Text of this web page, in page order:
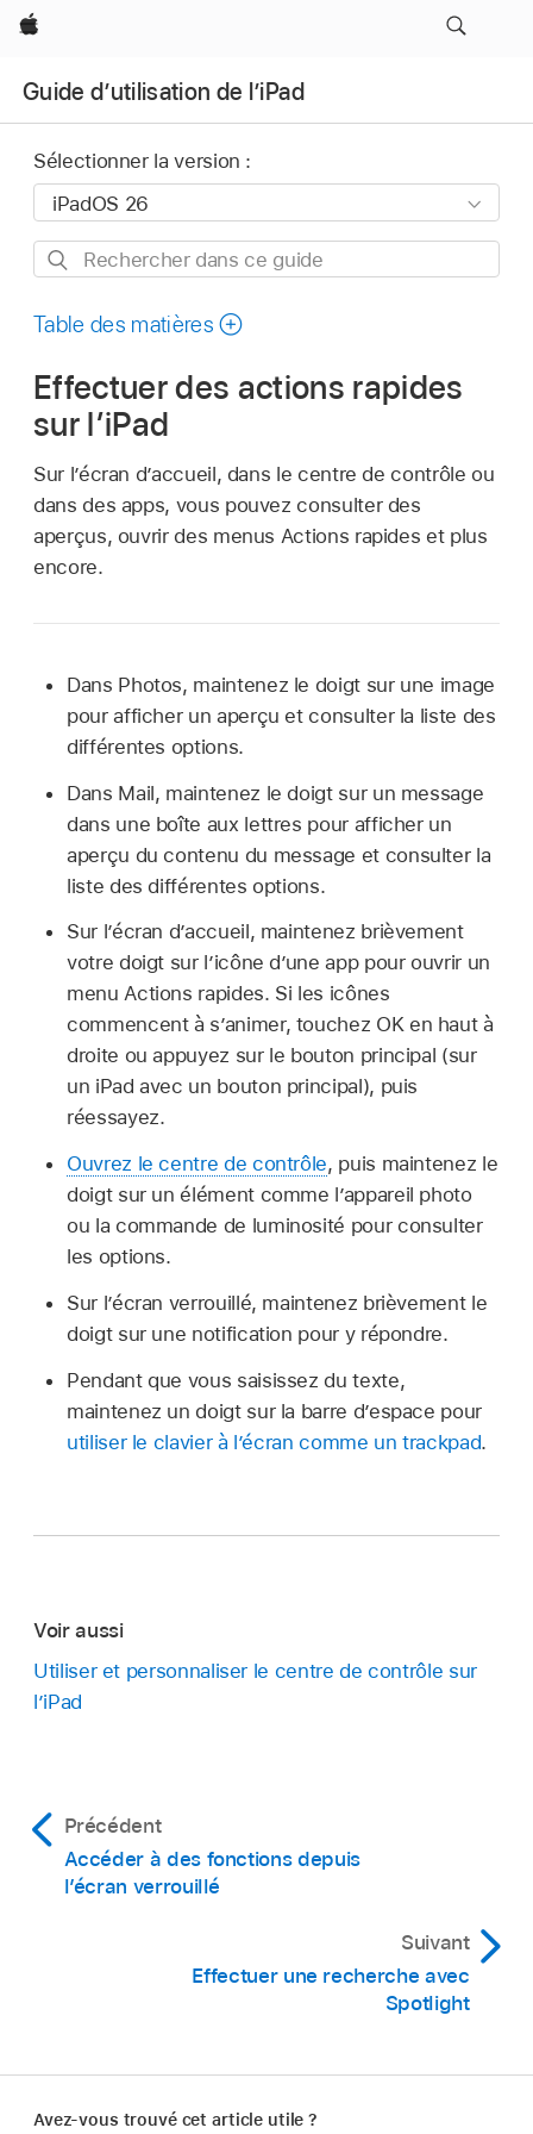
Apple
Guide d’utilisation de l’iPad
Sélectionner la version :
Rechercher
ce
Table des matières
Effectuer des actions rapides
sur l’iPad
Sur l’écran d’accueil, dans le centre de contrôle ou
dans des apps, vous pouvez consulter des
aperçus, ouvrir des menus Actions rapides et plus
encore.
Dans Photos, maintenez le doigt sur une image
pour afficher un aperçu et consulter la liste des
différentes options.
Dans Mail, maintenez le doigt sur un message
dans une boîte aux lettres pour afficher un
aperçu du contenu du message et consulter la
liste des différentes options.
Sur l’écran d’accueil, maintenez brièvement
votre doigt sur l’icône d’une app pour ouvrir un
menu Actions rapides. Si les icônes
commencent à s’animer, touchez OK en haut à
droite ou appuyez sur le bouton principal (sur
un iPad avec un bouton principal), puis
réessayez.
Ouvrez le centre de contrôle, puis maintenez le
doigt sur un élément comme l’appareil photo
ou la commande de luminosité pour consulter
les options.
Sur l’écran verrouillé, maintenez brièvement le
doigt sur une notification pour y répondre.
Pendant que vous saisissez du texte,
maintenez un doigt sur la barre d’espace pour
utiliser le clavier à l’écran comme un trackpad.
Voir aussi
Utiliser et personnaliser le centre de contrôle sur
l’iPad
Précédent
Accéder à des fonctions depuis
l’écran verrouillé
Suivant
Effectuer une recherche avec
Spotlight
Avez-vous trouvé cet article utile ?